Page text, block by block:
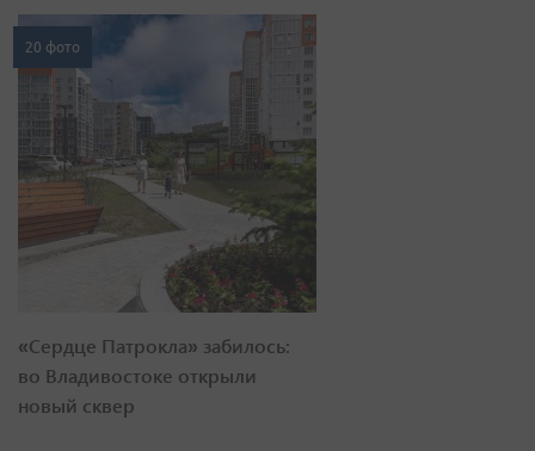
20 фото
«Сердце Патрокла» забилось:
во Владивостоке открыли
новый сквер